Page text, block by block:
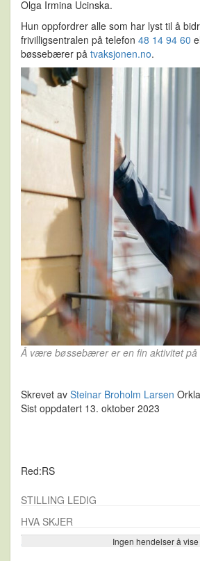
Olga Irmina Ucinska.
Hun oppfordrer alle som har lyst til å
frivilligsentralen på telefon 48 14 94 60
bøssebærer på tvaksjonen.no.
Å være bøssebærer er en fin aktivitet
Skrevet av Steinar Broholm Larsen
Sist oppdatert 13. oktober 2023
Red:RS
STILLING LEDIG
HVA SKJER
Ingen hendelser å vise
Se flere…